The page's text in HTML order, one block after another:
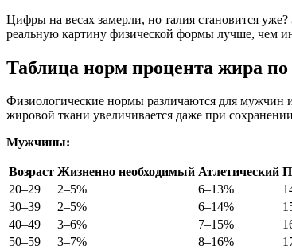
Цифры на весах замерли, но талия становится
реальную картину физической формы лучше, чем
Таблица норм процента жира по
Физиологические нормы различаются для
жировой ткани увеличивается даже при
Мужчины:
Возраст Жизненно необходимый Атлетический
20–29
2–5% 6–13%
30–39
2–5% 6–14%
40–49
3–6% 7–15%
50–59
3–7% 8–16%